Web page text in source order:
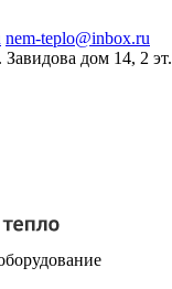
nem-teplo@inbox.ru
дом 14, 2 эт.